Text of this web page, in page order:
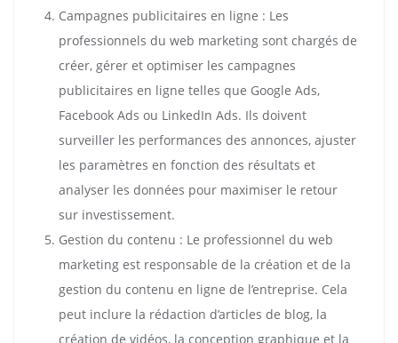
Campagnes publicitaires en ligne : Les
professionnels du web marketing sont chargés de
créer, gérer et optimiser les campagnes
publicitaires en ligne telles que Google Ads,
Facebook Ads ou LinkedIn Ads. Ils doivent
surveiller les performances des annonces, ajuster
les paramètres en fonction des résultats et
analyser les données pour maximiser le retour
sur investissement.
Gestion du contenu : Le professionnel du web
marketing est responsable de la création et de la
gestion du contenu en ligne de l’entreprise. Cela
peut inclure la rédaction d’articles de blog, la
création de vidéos, la conception graphique et la